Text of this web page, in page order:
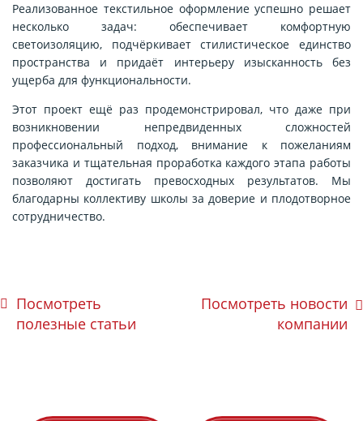
Реализованное текстильное оформление успешно решает
несколько задач: обеспечивает комфортную
светоизоляцию, подчёркивает стилистическое единство
пространства и придаёт интерьеру изысканность без
ущерба для функциональности.
Этот проект ещё раз продемонстрировал, что даже при
возникновении непредвиденных сложностей
профессиональный подход, внимание к пожеланиям
заказчика и тщательная проработка каждого этапа работы
позволяют достигать превосходных результатов. Мы
благодарны коллективу школы за доверие и плодотворное
сотрудничество.
Посмотреть
полезные статьи
Посмотреть новости
компании